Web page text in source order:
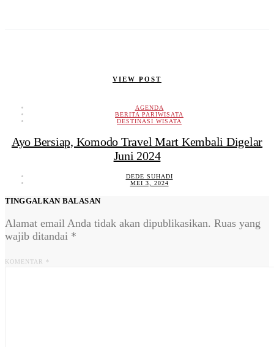
VIEW POST
AGENDA
BERITA PARIWISATA
DESTINASI WISATA
Ayo Bersiap, Komodo Travel Mart Kembali Digelar
Juni 2024
DEDE SUHADI
MEI 3, 2024
TINGGALKAN BALASAN
Alamat email Anda tidak akan dipublikasikan. Ruas yang
wajib ditandai *
KOMENTAR *